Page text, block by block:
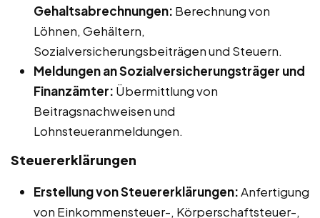
Gehaltsabrechnungen: Berechnung von
Löhnen, Gehältern,
Sozialversicherungsbeiträgen und Steuern.
Meldungen an Sozialversicherungsträger und
Finanzämter: Übermittlung von
Beitragsnachweisen und
Lohnsteueranmeldungen.
Steuererklärungen
Erstellung von Steuererklärungen:Anfertigung
von Einkommensteuer-, Körperschaftsteuer-,